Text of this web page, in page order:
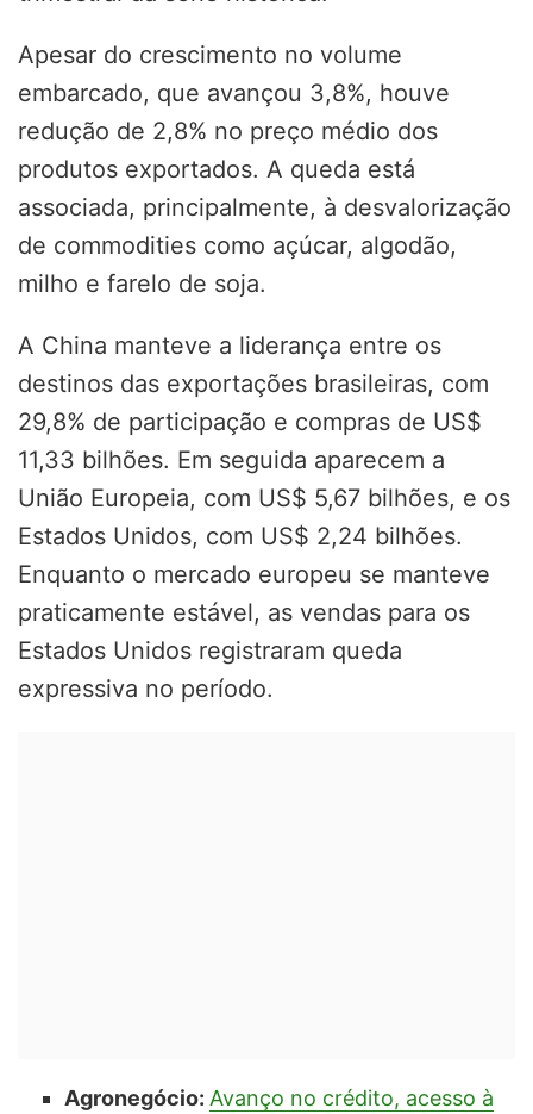
Apesar do crescimento no volume
embarcado, que avançou 3,8%, houve
redução de 2,8% no preço médio dos
produtos exportados. A queda está
associada, principalmente, à desvalorização
de commodities como açúcar, algodão,
milho e farelo de soja.
A China manteve a liderança entre os
destinos das exportações brasileiras, com
29,8% de participação e compras de US$
11,33 bilhões. Em seguida aparecem a
União Europeia, com US$ 5,67 bilhões, e os
Estados Unidos, com US$ 2,24 bilhões.
Enquanto o mercado europeu se manteve
praticamente estável, as vendas para os
Estados Unidos registraram queda
expressiva no período.
Agronegócio: Avanço no crédito, acesso à